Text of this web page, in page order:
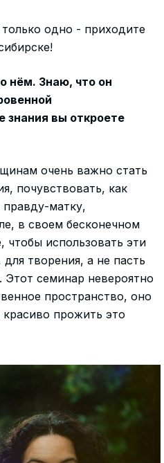
одно - приходите
нём. Знаю, что он
знания вы откроете
очень важно стать
почувствовать, как
матку,
в своем бесконечном
чтобы использовать эти
творения, а не пасть
Этот семинар невероятно
пространство, оно
прожить это